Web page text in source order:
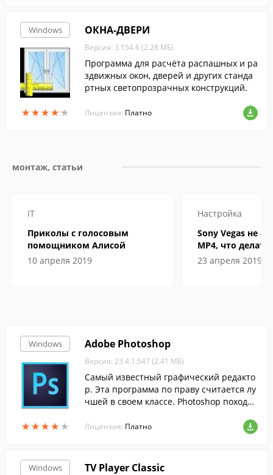
Windows
★★★★★
★★★★★
ОКНА-ДВЕРИ
Версия: 3.154.6 (2.28 МБ)
Программа для расчёта распашных и ра
здвижных окон, дверей и других станда
ртных светопрозрачных конструкций.
Лицензия: Платно
монтаж, статьи
IT
Приколы с голосовым
помощником Алисой
10 апреля 2019
Настройка
Sony Vegas не
MP4, что
23 апреля 2019
Windows
★★★★ ★
★★★★ ★
Adobe Photoshop
Версия: 23.4.1.547 (2.41 МБ)
Самый известный графический редакто
р. Эта программа по праву считается лу
чшей в своем классе. Photoshop походит
веб-дизайна и много другого.
Лицензия: Платно
Windows TV Player Classic